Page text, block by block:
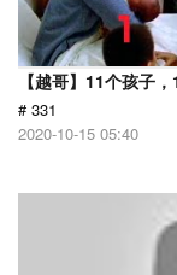
【越哥】11个孩子
# 331
2020-10-15 05:40